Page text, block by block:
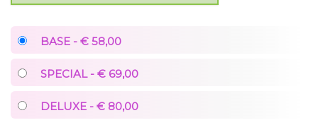
BASE - € 58,00
SPECIAL - € 69,00
DELUXE - € 80,00